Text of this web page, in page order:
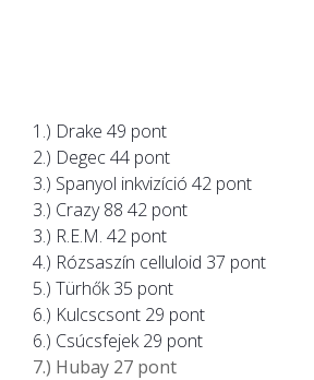
1.) Drake 49 pont
2.) Degec 44 pont
3.) Spanyol inkvizíció 42 pont
3.) Crazy 88 42 pont
3.) R.E.M. 42 pont
4.) Rózsaszín celluloid 37 pont
5.) Türhők 35 pont
6.) Kulcscsont 29 pont
6.) Csúcsfejek 29 pont
7.) Hubay 27 pont